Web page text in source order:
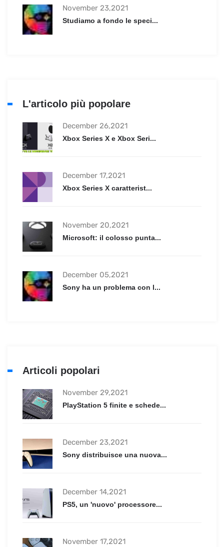
November 23,2021
Studiamo a fondo le speci...
L'articolo più popolare
December 26,2021
Xbox Series X e Xbox Seri...
December 17,2021
Xbox Series X caratterist...
November 20,2021
Microsoft: il colosso punta...
December 05,2021
Sony ha un problema con l...
Articoli popolari
November 29,2021
PlayStation 5 finite e schede...
December 23,2021
Sony distribuisce una nuova...
December 14,2021
PS5, un 'nuovo' processore...
November 17,2021